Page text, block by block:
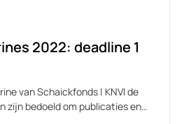
2022: deadline 1
van Schaickfonds | KNVI de
zijn bedoeld om publicaties en…